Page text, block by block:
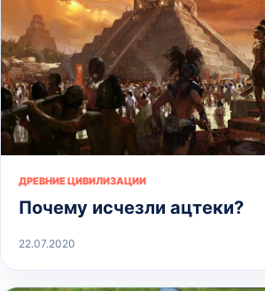
ДРЕВНИЕ ЦИВИЛИЗАЦИИ
Почему исчезли ацтеки?
22.07.2020